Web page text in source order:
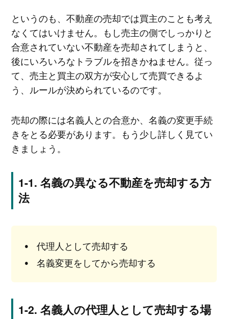
というのも、不動産の売却では買主のことも考え
なくてはいけません。もし売主の側でしっかりと
合意されていない不動産を売却されてしまうと、
後にいろいろなトラブルを招きかねません。従っ
て、売主と買主の双方が安心して売買できるよ
う、ルールが決められているのです。
売却の際には名義人との合意か、名義の変更手続
きをとる必要があります。もう少し詳しく見てい
きましょう。
名義の異なる不動産を売却する方
法
代理人として売却する
名義変更をしてから売却する
名義人の代理人として売却する場